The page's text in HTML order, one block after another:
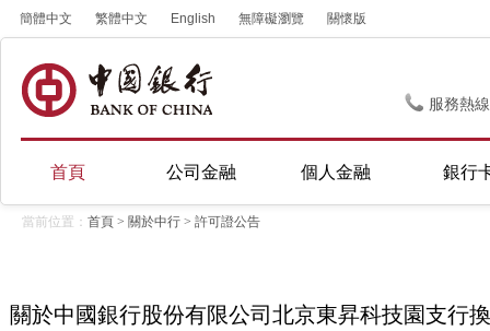
簡體中文 繁體中文 English 無障礙瀏覽 關懷版
服務熱
首頁 公司金融 個人金融 銀行
當前位置： 首頁 > 關於中行 > 許可證公告
關於中國銀行股份有限公司北京東昇科技園支行